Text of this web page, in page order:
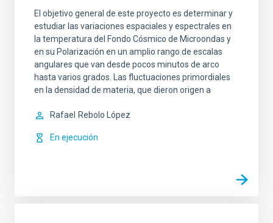
El objetivo general de este proyecto es determinar y
estudiar las variaciones espaciales y espectrales en
la temperatura del Fondo Cósmico de Microondas y
en su Polarización en un amplio rango de escalas
angulares que van desde pocos minutos de arco
hasta varios grados. Las fluctuaciones primordiales
en la densidad de materia, que dieron origen a
Rafael Rebolo López
En ejecución